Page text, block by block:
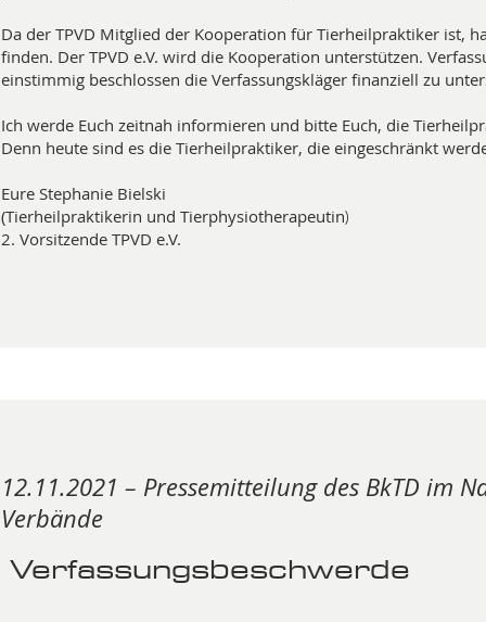
Da der TPVD Mitglied der Kooperation für Tierheilpraktiker ist,
finden. Der TPVD e.V. wird die Kooperation unterstützen.
einstimmig beschlossen die Verfassungskläger finanziell zu
Ich werde Euch zeitnah informieren und bitte Euch, die
Denn heute sind es die Tierheilpraktiker, die eingeschränkt
Eure Stephanie Bielski
(Tierheilpraktikerin und Tierphysiotherapeutin)
2. Vorsitzende TPVD e.V.
12.11.2021 – Pressemitteilung des BkTD im
Verbände
Verfassungsbeschwerde